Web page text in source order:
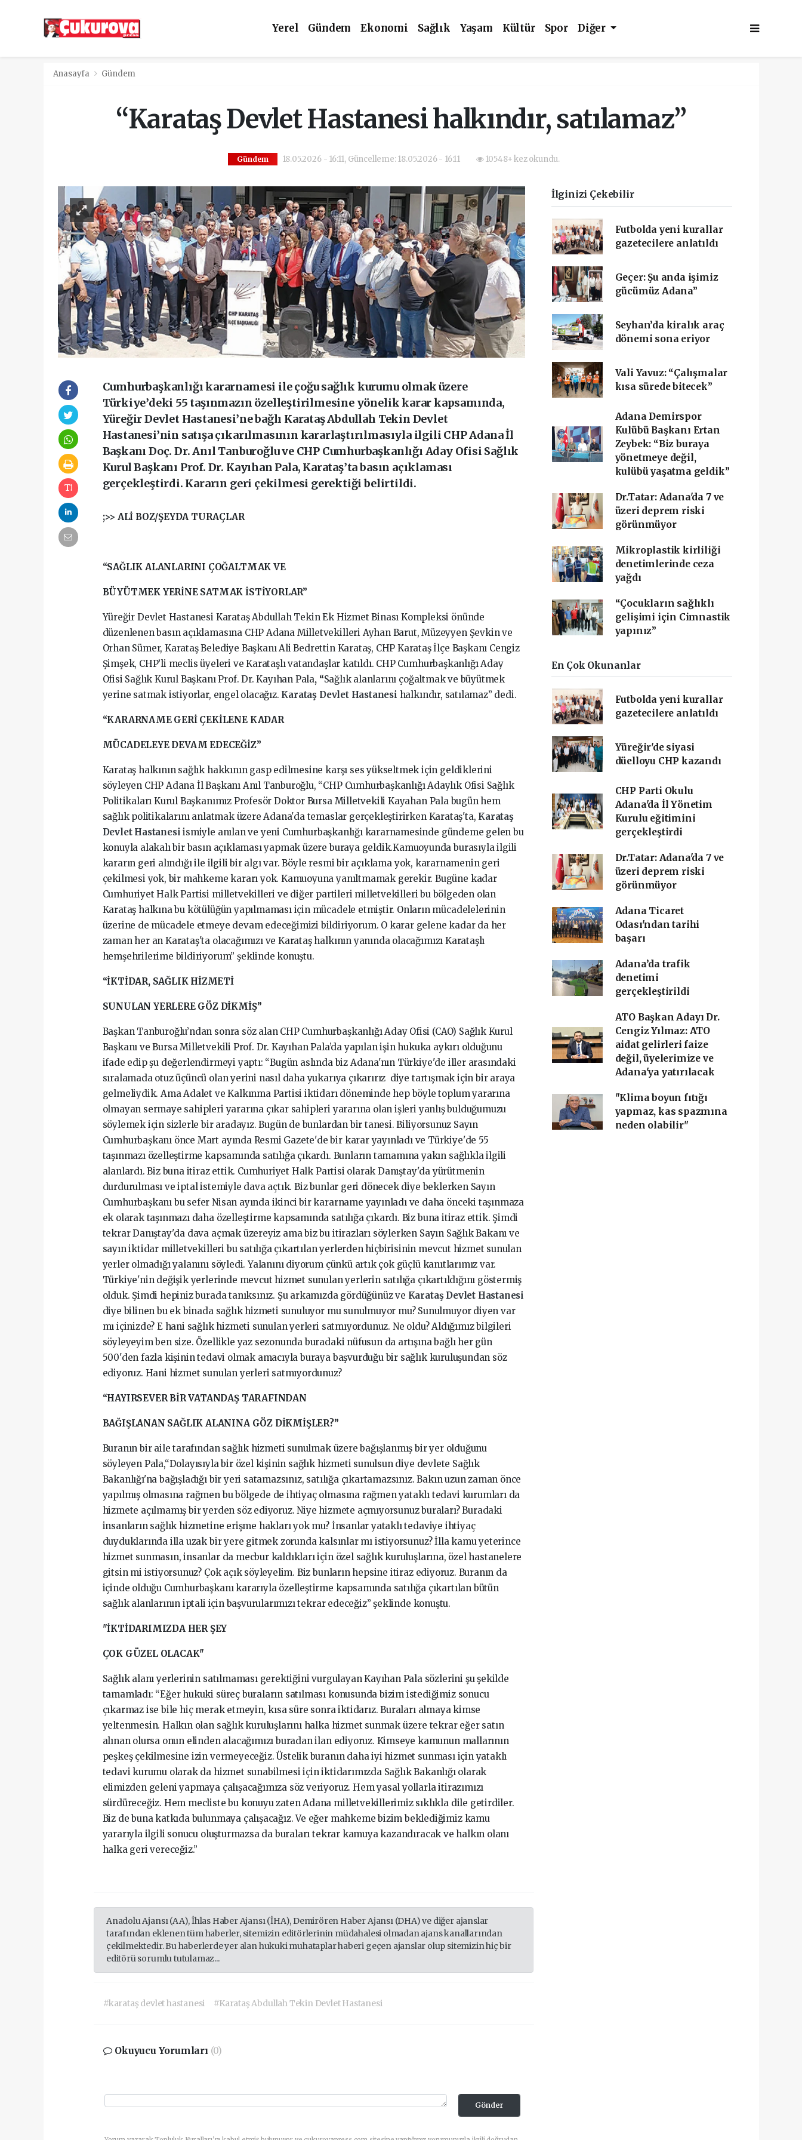
Yerel Gündem Ekonomi Sağlık Yaşam Kültür Spor Diğer
Anasayfa Gündem
“Karataş Devlet Hastanesi halkındır, satılamaz”
Gündem 18.05.2026 - 16:11, Güncelleme: 18.05.2026 - 16:11 10548+ kez okundu.
Cumhurbaşkanlığı kararnamesi ile çoğu sağlık kurumu olmak üzere
Türkiye’deki 55 taşınmazın özelleştirilmesine yönelik karar kapsamında,
Yüreğir Devlet Hastanesi’ne bağlı Karataş Abdullah Tekin Devlet
Hastanesi’nin satışa çıkarılmasının kararlaştırılmasıyla ilgili CHP Adana İl
Başkanı Doç. Dr. Anıl Tanburoğlu ve CHP Cumhurbaşkanlığı Aday Ofisi Sağlık
Kurul Başkanı Prof. Dr. Kayıhan Pala, Karataş’ta basın açıklaması
gerçekleştirdi. Kararın geri çekilmesi gerektiği belirtildi.
;>> ALİ BOZ/ŞEYDA TURAÇLAR
“SAĞLIK ALANLARINI ÇOĞALTMAK VE
BÜYÜTMEK YERİNE SATMAK İSTİYORLAR”
Yüreğir Devlet Hastanesi Karataş Abdullah Tekin Ek Hizmet Binası Kompleksi önünde
düzenlenen basın açıklamasına CHP Adana Milletvekilleri Ayhan Barut, Müzeyyen Şevkin ve
Orhan Sümer, Karataş Belediye Başkanı Ali Bedrettin Karataş, CHP Karataş İlçe Başkanı Cengiz
Şimşek, CHP’li meclis üyeleri ve Karataşlı vatandaşlar katıldı. CHP Cumhurbaşkanlığı Aday
Ofisi Sağlık Kurul Başkanı Prof. Dr. Kayıhan Pala, “Sağlık alanlarını çoğaltmak ve büyütmek
yerine satmak istiyorlar, engel olacağız. Karataş Devlet Hastanesi halkındır, satılamaz” dedi.
“KARARNAME GERİ ÇEKİLENE KADAR
MÜCADELEYE DEVAM EDECEĞİZ”
Karataş halkının sağlık hakkının gasp edilmesine karşı ses yükseltmek için geldiklerini
söyleyen CHP Adana İl Başkanı Anıl Tanburoğlu, “CHP Cumhurbaşkanlığı Adaylık Ofisi Sağlık
Politikaları Kurul Başkanımız Profesör Doktor Bursa Milletvekili Kayahan Pala bugün hem
sağlık politikalarını anlatmak üzere Adana'da temaslar gerçekleştirirken Karataş'ta, Karataş
Devlet Hastanesiismiyle anılan ve yeni Cumhurbaşkanlığı kararnamesinde gündeme gelen bu
konuyla alakalı bir basın açıklaması yapmak üzere buraya geldik.Kamuoyunda burasıyla ilgili
kararın geri alındığı ile ilgili bir algı var. Böyle resmi bir açıklama yok, kararnamenin geri
çekilmesi yok, bir mahkeme kararı yok. Kamuoyuna yanıltmamak gerekir. Bugüne kadar
Cumhuriyet Halk Partisi milletvekilleri ve diğer partileri milletvekilleri bu bölgeden olan
Karataş halkına bu kötülüğün yapılmaması için mücadele etmiştir. Onların mücadelelerinin
üzerine de mücadele etmeye devam edeceğimizi bildiriyorum. O karar gelene kadar da her
zaman her an Karataş'ta olacağımızı ve Karataş halkının yanında olacağımızı Karataşlı
hemşehrilerime bildiriyorum” şeklinde konuştu.
“İKTİDAR, SAĞLIK HİZMETİ
SUNULAN YERLERE GÖZ DİKMİŞ”
Başkan Tanburoğlu’ndan sonra söz alan CHP Cumhurbaşkanlığı Aday Ofisi (CAO) Sağlık Kurul
Başkanı ve Bursa Milletvekili Prof. Dr. Kayıhan Pala’da yapılan işin hukuka aykırı olduğunu
ifade edip şu değerlendirmeyi yaptı: “Bugün aslında biz Adana'nın Türkiye'de iller arasındaki
sıralamada otuz üçüncü olan yerini nasıl daha yukarıya çıkarırız diye tartışmak için bir araya
gelmeliydik. Ama Adalet ve Kalkınma Partisi iktidarı döneminde hep böyle toplum yararına
olmayan sermaye sahipleri yararına çıkar sahipleri yararına olan işleri yanlış bulduğumuzu
söylemek için sizlerle bir aradayız. Bugün de bunlardan bir tanesi. Biliyorsunuz Sayın
Cumhurbaşkanı önce Mart ayında Resmi Gazete'de bir karar yayınladı ve Türkiye'de 55
taşınmazı özelleştirme kapsamında satılığa çıkardı. Bunların tamamına yakın sağlıkla ilgili
alanlardı. Biz buna itiraz ettik. Cumhuriyet Halk Partisi olarak Danıştay'da yürütmenin
durdurulması ve iptal istemiyle dava açtık. Biz bunlar geri dönecek diye beklerken Sayın
Cumhurbaşkanı bu sefer Nisan ayında ikinci bir kararname yayınladı ve daha önceki taşınmaza
ek olarak taşınmazı daha özelleştirme kapsamında satılığa çıkardı. Biz buna itiraz ettik. Şimdi
tekrar Danıştay'da dava açmak üzereyiz ama biz bu itirazları söylerken Sayın Sağlık Bakanı ve
sayın iktidar milletvekilleri bu satılığa çıkartılan yerlerden hiçbirisinin mevcut hizmet sunulan
yerler olmadığı yalanını söyledi. Yalanını diyorum çünkü artık çok güçlü kanıtlarımız var.
Türkiye'nin değişik yerlerinde mevcut hizmet sunulan yerlerin satılığa çıkartıldığını göstermiş
olduk. Şimdi hepiniz burada tanıksınız. Şu arkamızda gördüğünüz ve Karataş Devlet Hastanesi
diye bilinen bu ek binada sağlık hizmeti sunuluyor mu sunulmuyor mu? Sunulmuyor diyen var
mı içinizde? E hani sağlık hizmeti sunulan yerleri satmıyordunuz. Ne oldu? Aldığımız bilgileri
söyleyeyim ben size. Özellikle yaz sezonunda buradaki nüfusun da artışına bağlı her gün
500'den fazla kişinin tedavi olmak amacıyla buraya başvurduğu bir sağlık kuruluşundan söz
ediyoruz. Hani hizmet sunulan yerleri satmıyordunuz?
“HAYIRSEVER BİR VATANDAŞ TARAFINDAN
BAĞIŞLANAN SAĞLIK ALANINA GÖZ DİKMİŞLER?”
Buranın bir aile tarafından sağlık hizmeti sunulmak üzere bağışlanmış bir yer olduğunu
söyleyen Pala,“Dolayısıyla bir özel kişinin sağlık hizmeti sunulsun diye devlete Sağlık
Bakanlığı'na bağışladığı bir yeri satamazsınız, satılığa çıkartamazsınız. Bakın uzun zaman önce
yapılmış olmasına rağmen bu bölgede de ihtiyaç olmasına rağmen yataklı tedavi kurumları da
hizmete açılmamış bir yerden söz ediyoruz. Niye hizmete açmıyorsunuz buraları? Buradaki
insanların sağlık hizmetine erişme hakları yok mu? İnsanlar yataklı tedaviye ihtiyaç
duyduklarında illa uzak bir yere gitmek zorunda kalsınlar mı istiyorsunuz? İlla kamu yeterince
hizmet sunmasın, insanlar da mecbur kaldıkları için özel sağlık kuruluşlarına, özel hastanelere
gitsin mi istiyorsunuz? Çok açık söyleyelim. Biz bunların hepsine itiraz ediyoruz. Buranın da
içinde olduğu Cumhurbaşkanı kararıyla özelleştirme kapsamında satılığa çıkartılan bütün
sağlık alanlarının iptali için başvurularımızı tekrar edeceğiz” şeklinde konuştu.
"İKTİDARIMIZDA HER ŞEY
ÇOK GÜZEL OLACAK"
Sağlık alanı yerlerinin satılmaması gerektiğini vurgulayan Kayıhan Pala sözlerini şu şekilde
tamamladı: “Eğer hukuki süreç buraların satılması konusunda bizim istediğimiz sonucu
çıkarmaz ise bile hiç merak etmeyin, kısa süre sonra iktidarız. Buraları almaya kimse
yeltenmesin. Halkın olan sağlık kuruluşlarını halka hizmet sunmak üzere tekrar eğer satın
alınan olursa onun elinden alacağımızı buradan ilan ediyoruz. Kimseye kamunun mallarının
peşkeş çekilmesine izin vermeyeceğiz. Üstelik buranın daha iyi hizmet sunması için yataklı
tedavi kurumu olarak da hizmet sunabilmesi için iktidarımızda Sağlık Bakanlığı olarak
elimizden geleni yapmaya çalışacağımıza söz veriyoruz. Hem yasal yollarla itirazımızı
sürdüreceğiz. Hem mecliste bu konuyu zaten Adana milletvekillerimiz sıklıkla dile getirdiler.
Biz de buna katkıda bulunmaya çalışacağız. Ve eğer mahkeme bizim beklediğimiz kamu
yararıyla ilgili sonucu oluşturmazsa da buraları tekrar kamuya kazandıracak ve halkın olanı
halka geri vereceğiz.”
Anadolu Ajansı (AA), İhlas Haber Ajansı (İHA), Demirören Haber Ajansı (DHA) ve diğer ajanslar
tarafından eklenen tüm haberler, sitemizin editörlerinin müdahalesi olmadan ajans kanallarından
çekilmektedir. Bu haberlerde yer alan hukuki muhataplar haberi geçen ajanslar olup sitemizin hiç bir
editörü sorumlu tutulamaz...
#karataş devlet hastanesi #Karataş Abdullah Tekin Devlet Hastanesi
Okuyucu Yorumları (0)
Gönder
İlginizi Çekebilir
Futbolda yeni kurallar
gazetecilere anlatıldı
Geçer: Şu anda işimiz
gücümüz Adana”
Seyhan’da kiralık araç
dönemi sona eriyor
Vali Yavuz: “Çalışmalar
kısa sürede bitecek”
Adana Demirspor
Kulübü Başkanı Ertan
Zeybek: “Biz buraya
yönetmeye değil,
kulübü yaşatma geldik”
Dr.Tatar: Adana'da 7 ve
üzeri deprem riski
görünmüyor
Mikroplastik kirliliği
denetimlerinde ceza
yağdı
“Çocukların sağlıklı
gelişimi için Cimnastik
yapınız”
En Çok Okunanlar
Futbolda yeni kurallar
gazetecilere anlatıldı
Yüreğir'de siyasi
düelloyu CHP kazandı
CHP Parti Okulu
Adana'da İl Yönetim
Kurulu eğitimini
gerçekleştirdi
Dr.Tatar: Adana'da 7 ve
üzeri deprem riski
görünmüyor
Adana Ticaret
Odası'ndan tarihi
başarı ‎
Adana’da trafik
denetimi
gerçekleştirildi
ATO Başkan Adayı Dr.
Cengiz Yılmaz: ATO
aidat gelirleri faize
değil, üyelerimize ve
Adana'ya yatırılacak
"Klima boyun fıtığı
yapmaz, kas spazmına
neden olabilir"